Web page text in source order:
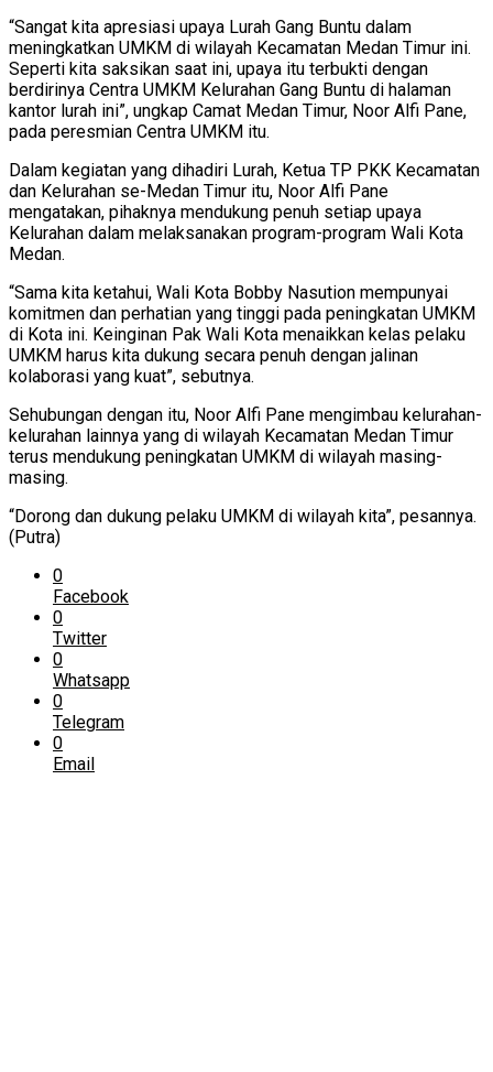
“Sangat kita apresiasi upaya Lurah Gang Buntu dalam
meningkatkan UMKM di wilayah Kecamatan Medan Timur ini.
Seperti kita saksikan saat ini, upaya itu terbukti dengan
berdirinya Centra UMKM Kelurahan Gang Buntu di halaman
kantor lurah ini”, ungkap Camat Medan Timur, Noor Alfi Pane,
pada peresmian Centra UMKM itu.
Dalam kegiatan yang dihadiri Lurah, Ketua TP PKK Kecamatan
dan Kelurahan se-Medan Timur itu, Noor Alfi Pane
mengatakan, pihaknya mendukung penuh setiap upaya
Kelurahan dalam melaksanakan program-program Wali Kota
Medan.
“Sama kita ketahui, Wali Kota Bobby Nasution mempunyai
komitmen dan perhatian yang tinggi pada peningkatan UMKM
di Kota ini. Keinginan Pak Wali Kota menaikkan kelas pelaku
UMKM harus kita dukung secara penuh dengan jalinan
kolaborasi yang kuat”, sebutnya.
Sehubungan dengan itu, Noor Alfi Pane mengimbau kelurahan-
kelurahan lainnya yang di wilayah Kecamatan Medan Timur
terus mendukung peningkatan UMKM di wilayah masing-
masing.
“Dorong dan dukung pelaku UMKM di wilayah kita”, pesannya.
(Putra)
0
Facebook
0
Twitter
0
Whatsapp
0
Telegram
0
Email